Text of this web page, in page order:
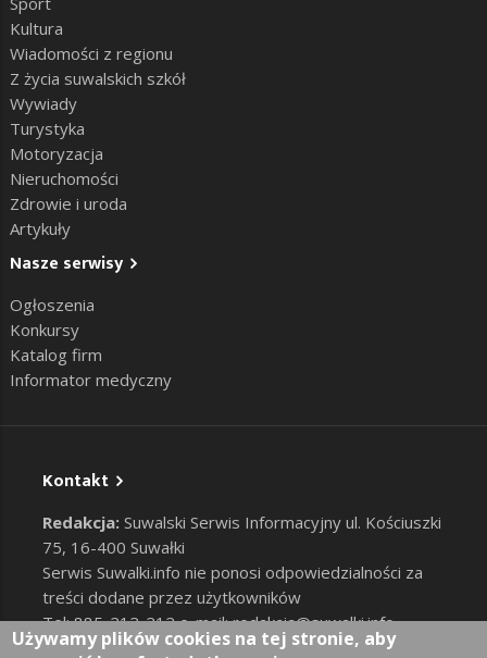
Kultura
Wiadomości z regionu
Z życia suwalskich szkół
Wywiady
Turystyka
Motoryzacja
Nieruchomości
Zdrowie i uroda
Artykuły
Nasze serwisy
Ogłoszenia
Konkursy
Katalog firm
Informator medyczny
Kontakt
Redakcja: Suwalski Serwis Informacyjny ul. Kościuszki
75, 16-400 Suwałki
Serwis Suwalki.info nie ponosi odpowiedzialności za
treści dodane przez użytkowników
Tel: 885-212-212 e-mail:redakcja@suwalki.info,
reklama@suwalki.info
Używamy plików cookies na tej stronie, aby